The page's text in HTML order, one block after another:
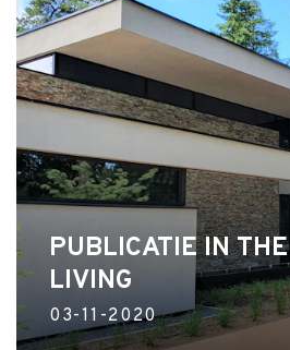
PUBLICATIE IN
LIVING
03-11-2020